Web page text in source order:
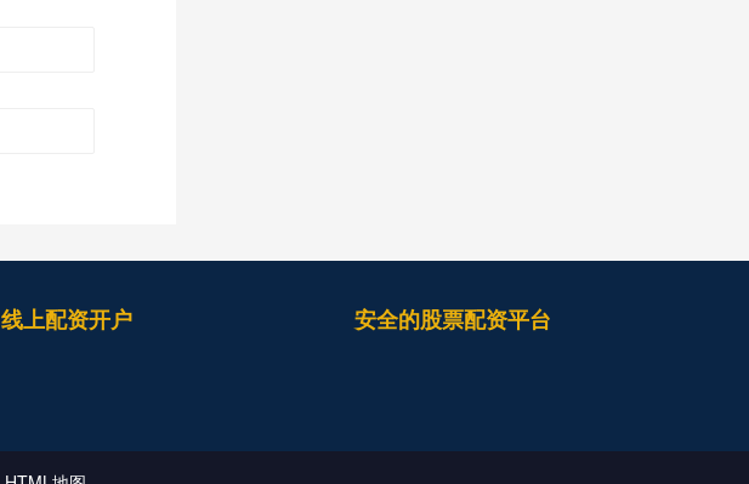
线上配资开户 安全的股票配资平台